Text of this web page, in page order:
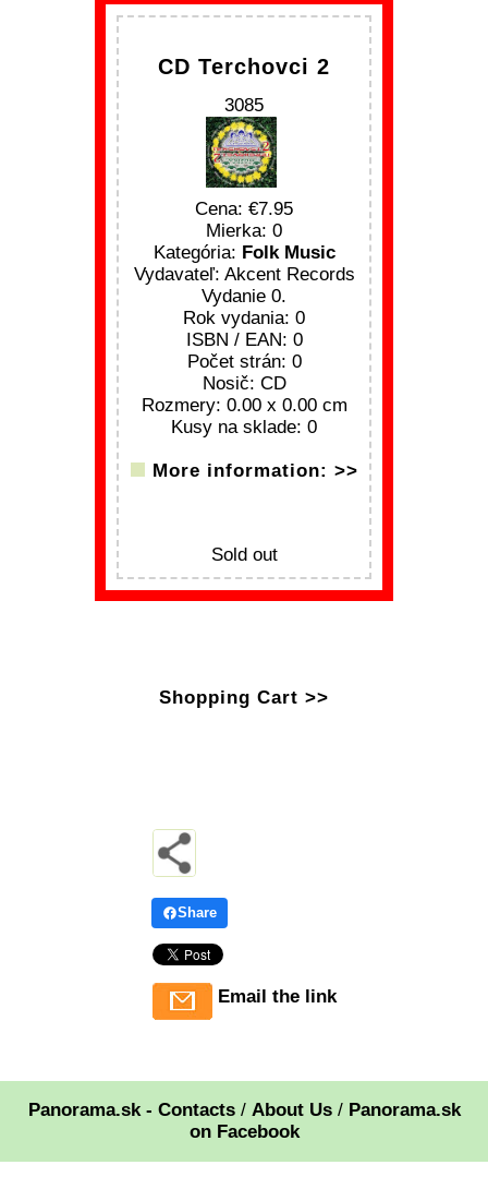
CD Terchovci 2
3085
Cena:
7.95
Mierka: 0
Kategória: Folk Music
Vydavateľ: Akcent Records
Vydanie 0.
Rok vydania: 0
ISBN / EAN: 0
Počet strán: 0
Nosič: CD
Rozmery: 0.00 x 0.00 cm
Kusy na sklade: 0
More information: >>
Sold out
Shopping Cart >>
Share
Email the link
Panorama.sk - Contacts/ About Us/ Panorama.sk
on Facebook